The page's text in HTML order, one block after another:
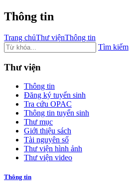
Thông tin
Trang chủThư việnThông tin
Tìm kiếm
Thư viện
Thông tin
Đăng ký tuyển sinh
Tra cứu OPAC
Thông tin tuyển sinh
Thư mục
Giới thiệu sách
Tài nguyên số
Thư viện hình ảnh
Thư viện video
Thông tin